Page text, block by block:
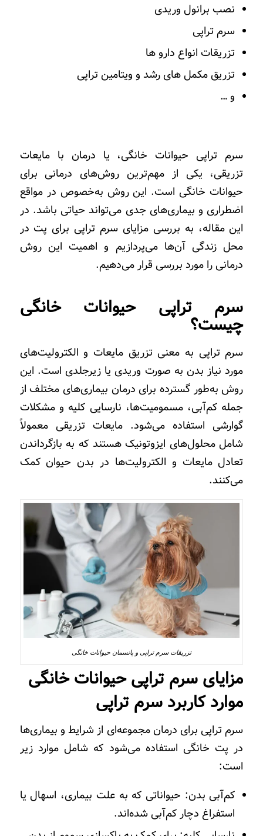
نصب برانول وریدی
سرم تراپی
تزریقات انواع دارو ها
تزریق مکمل های رشد و ویتامین تراپی
و …
سرم تراپی حیوانات خانگی، یا درمان با مایعات
تزریقی، یکی از مهم‌ترین روش‌های درمانی برای
حیوانات خانگی است. این روش به‌خصوص در مواقع
اضطراری و بیماری‌های جدی می‌تواند حیاتی باشد. در
این مقاله، به بررسی مزایای سرم تراپی برای پت‌ در
محل زندگی آن‌ها می‌پردازیم و اهمیت این روش
درمانی را مورد بررسی قرار می‌دهیم.
سرم تراپی حیوانات خانگی
چیست؟
سرم تراپی به معنی تزریق مایعات و الکترولیت‌های
مورد نیاز بدن به صورت وریدی یا زیرجلدی است. این
روش به‌طور گسترده برای درمان بیماری‌های مختلف از
جمله کم‌آبی، مسمومیت‌ها، نارسایی کلیه و مشکلات
گوارشی استفاده می‌شود. مایعات تزریقی معمولاً
شامل محلول‌های ایزوتونیک هستند که به بازگرداندن
تعادل مایعات و الکترولیت‌ها در بدن حیوان کمک
می‌کنند.
تزریقات سرم تراپی و پانسمان حیوانات خانگی
مزایای سرم تراپی حیوانات خانگی
موارد کاربرد سرم تراپی
سرم تراپی برای درمان مجموعه‌ای از شرایط و بیماری‌ها
در پت خانگی استفاده می‌شود که شامل موارد زیر
است:
کم‌آبی بدن: حیواناتی که به علت بیماری، اسهال یا
استفراغ دچار کم‌آبی شده‌اند.